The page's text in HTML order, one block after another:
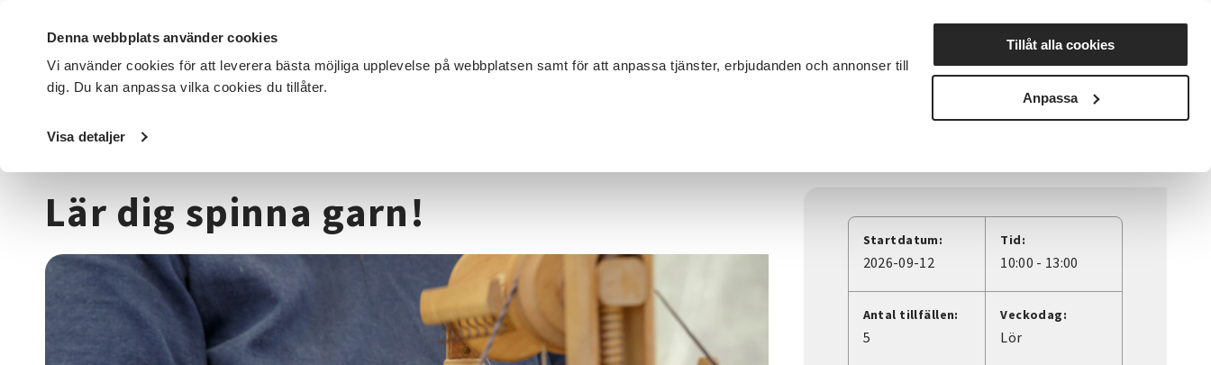
Denna webbplats använder cookies
Vi använder cookies för att leverera bästa möjliga upplevelse på webbplatsen samt för att anpassa tjänster, erbjudanden och annonser till
dig. Du kan anpassa vilka cookies du tillåter.
Visa detaljer
Tillåt alla cookies
Anpassa
DET HÄR GÖR VI FÖR DIG SOM SÖK KURSER OCH EVENEMANG Nyheter Avdelningar
Startsida / Kurser och evenemang
Lär dig spinna garn!
Startdatum:
2026-09-12
Tid:
10:00 - 13:00
Antal tillfällen:
5
Veckodag:
Lör